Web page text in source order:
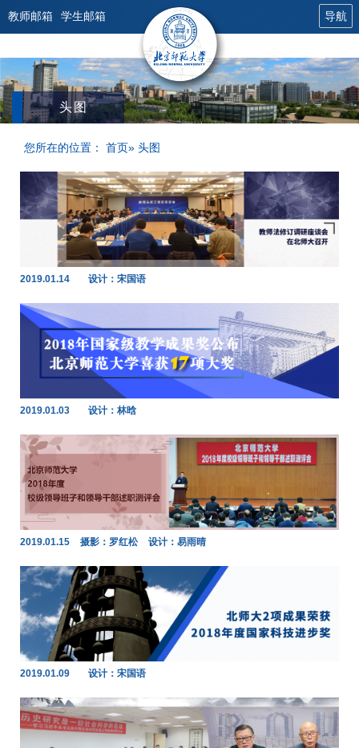
教师邮箱 学生邮箱 导航
头图
您所在的位置： 首页» 头图
2019.01.14 设计：宋国语
2019.01.03 设计：林晗
2019.01.15 摄影：罗红松 设计：易雨晴
2019.01.09 设计：宋国语